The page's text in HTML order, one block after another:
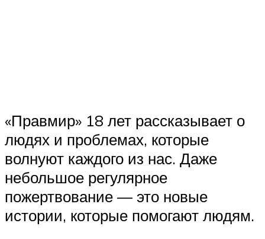
«Правмир» 18 лет рассказывает о
людях и проблемах, которые
волнуют каждого из нас. Даже
небольшое регулярное
пожертвование — это новые
истории, которые помогают людям.